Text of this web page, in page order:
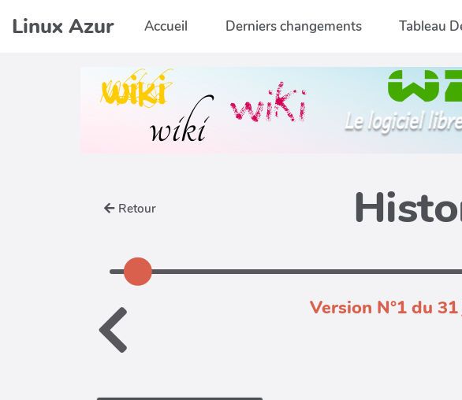
Aller au contenu principal
Linux Azur Accueil Derniers changements Tableau
Retour
Version N°1 du